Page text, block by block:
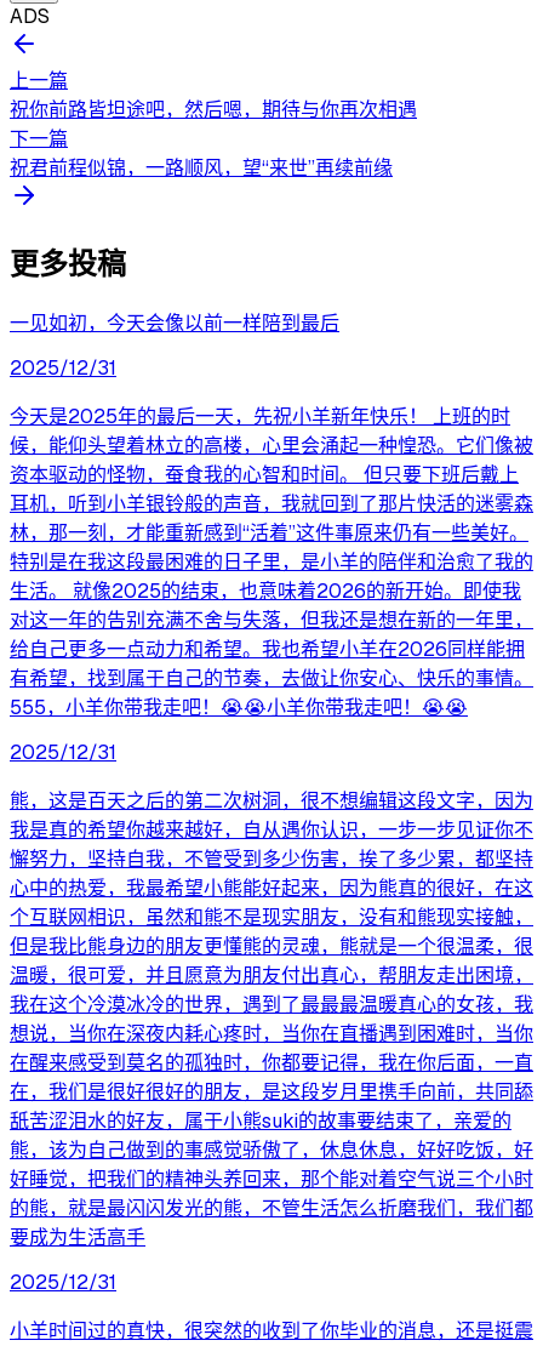
ADS
上一篇
祝你前路皆坦途吧，然后嗯，期待与你再次相遇
下一篇
祝君前程似锦，一路顺风，望“来世”再续前缘
更多投稿
一见如初，今天会像以前一样陪到最后
2025/12/31
今天是2025年的最后一天，先祝小羊新年快乐！ 上班的时
候，能仰头望着林立的高楼，心里会涌起一种惶恐。它们像被
资本驱动的怪物，蚕食我的心智和时间。 但只要下班后戴上
耳机，听到小羊银铃般的声音，我就回到了那片快活的迷雾森
林，那一刻，才能重新感到“活着”这件事原来仍有一些美好。
特别是在我这段最困难的日子里，是小羊的陪伴和治愈了我的
生活。 就像2025的结束，也意味着2026的新开始。即使我
对这一年的告别充满不舍与失落，但我还是想在新的一年里，
给自己更多一点动力和希望。我也希望小羊在2026同样能拥
有希望，找到属于自己的节奏，去做让你安心、快乐的事情。
555，小羊你带我走吧！😭😭小羊你带我走吧！😭😭
2025/12/31
熊，这是百天之后的第二次树洞，很不想编辑这段文字，因为
我是真的希望你越来越好，自从遇你认识，一步一步见证你不
懈努力，坚持自我，不管受到多少伤害，挨了多少累，都坚持
心中的热爱，我最希望小熊能好起来，因为熊真的很好，在这
个互联网相识，虽然和熊不是现实朋友，没有和熊现实接触，
但是我比熊身边的朋友更懂熊的灵魂，熊就是一个很温柔，很
温暖，很可爱，并且愿意为朋友付出真心，帮朋友走出困境，
我在这个冷漠冰冷的世界，遇到了最最最温暖真心的女孩，我
想说，当你在深夜内耗心疼时，当你在直播遇到困难时，当你
在醒来感受到莫名的孤独时，你都要记得，我在你后面，一直
在，我们是很好很好的朋友，是这段岁月里携手向前，共同舔
舐苦涩泪水的好友，属于小熊suki的故事要结束了，亲爱的
熊，该为自己做到的事感觉骄傲了，休息休息，好好吃饭，好
好睡觉，把我们的精神头养回来，那个能对着空气说三个小时
的熊，就是最闪闪发光的熊，不管生活怎么折磨我们，我们都
要成为生活高手
2025/12/31
小羊时间过的真快，很突然的收到了你毕业的消息，还是挺震